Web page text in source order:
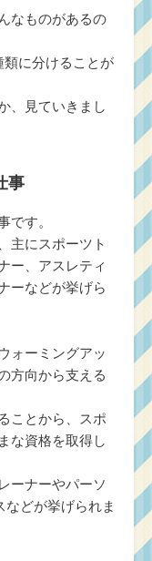
なものがあるの
類に分けることが
、見ていきまし
事
です。
主にスポーツト
ー、アスレティ
ーなどが挙げら
ォーミングアッ
方向から支える
ことから、スポ
な資格を取得し
ーナーやパーソ
などが挙げられま